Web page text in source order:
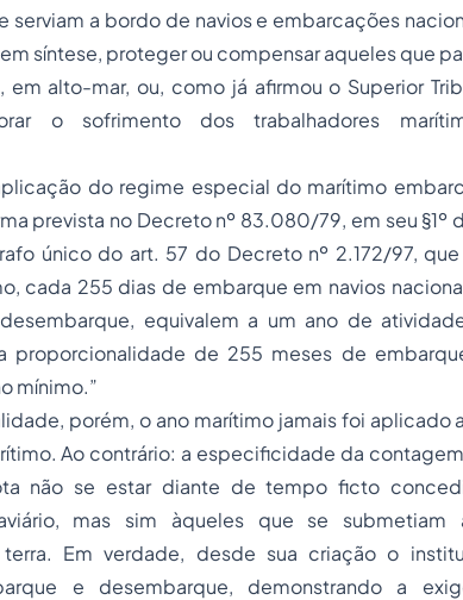
serviam a bordo de navios e embarcações
síntese, proteger ou compensar aqueles que
em alto-mar, ou, como já afirmou o Superior
o sofrimento dos trabalhadores
do regime especial do marítimo
prevista no Decreto nº 83.080/79, em seu §1º
único do art. 57 do Decreto nº 2.172/97,
cada 255 dias de embarque em navios
equivalem a um ano de
proporcionalidade de 255 meses de
mínimo.”
porém, o ano marítimo jamais foi aplicado
Ao contrário: a especificidade da
não se estar diante de tempo ficto
mas sim àqueles que se
Em verdade, desde sua criação o
e desembarque, demonstrando a